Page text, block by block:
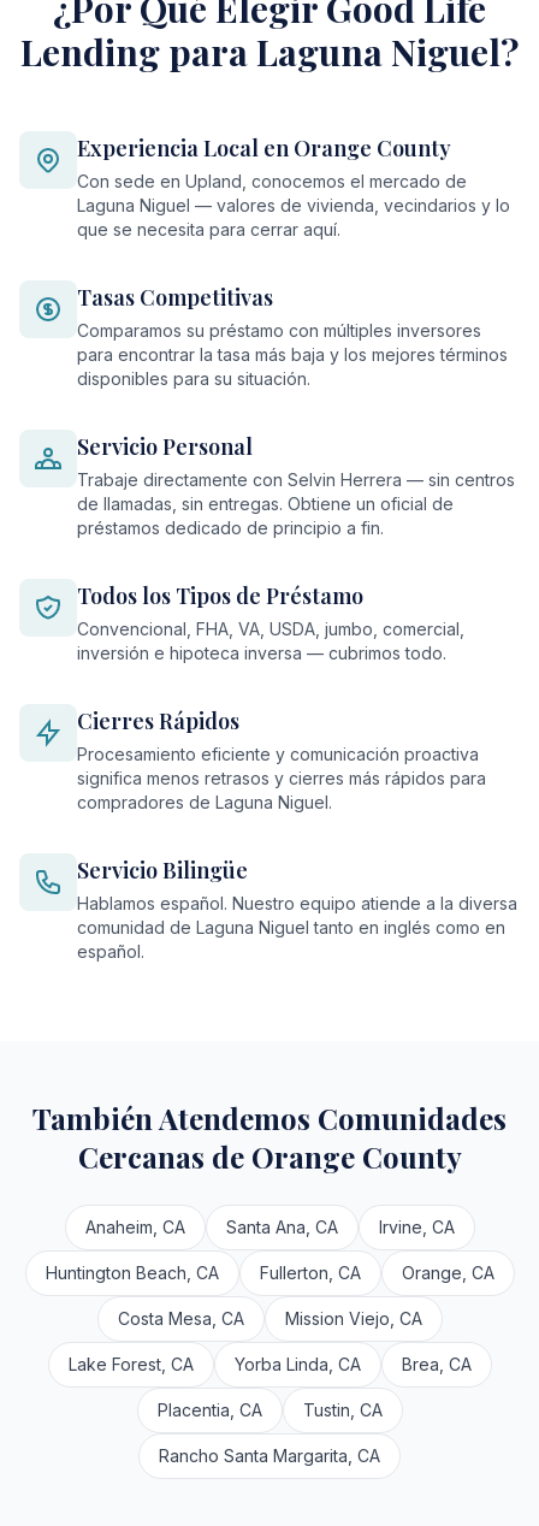
Lending para Laguna Niguel?
Experiencia Local en Orange County
Con sede en Upland, conocemos el mercado de
Laguna Niguel — valores de vivienda, vecindarios y lo
que se necesita para cerrar aquí.
Tasas Competitivas
Comparamos su préstamo con múltiples inversores
para encontrar la tasa más baja y los mejores términos
disponibles para su situación.
Servicio Personal
Trabaje directamente con Selvin Herrera — sin centros
de llamadas, sin entregas. Obtiene un oficial de
préstamos dedicado de principio a fin.
Todos los Tipos de Préstamo
Convencional, FHA, VA, USDA, jumbo, comercial,
inversión e hipoteca inversa — cubrimos todo.
Cierres Rápidos
Procesamiento eficiente y comunicación proactiva
significa menos retrasos y cierres más rápidos para
compradores de Laguna Niguel.
Servicio Bilingüe
Hablamos español. Nuestro equipo atiende a la diversa
comunidad de Laguna Niguel tanto en inglés como en
español.
También Atendemos Comunidades
Cercanas de Orange County
Anaheim, CA Santa Ana, CA Irvine, CA
Huntington Beach, CA Fullerton, CA Orange, CA
Costa Mesa, CA Mission Viejo, CA
Lake Forest, CA Yorba Linda, CA Brea, CA
Placentia, CA Tustin, CA
Rancho Santa Margarita, CA